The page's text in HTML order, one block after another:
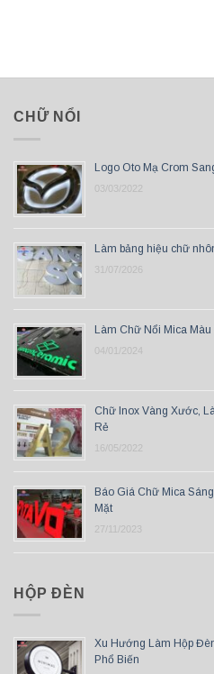
CHỮ NỔI
Logo Oto Mạ Crom
03/03/2022
Làm bảng hiệu chữ
31/07/2026
Làm Chữ Nổi Mica
04/01/2024
Chữ Inox Vàng Xước,
Rẻ
16/05/2022
Báo Giá Chữ Mica
Mặt
27/11/2023
HỘP ĐÈN
Xu Hướng Làm Hộp
Phổ Biến